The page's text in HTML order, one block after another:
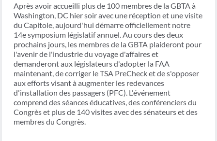
Après avoir accueilli plus de 100 membres de la GBTA à
Washington, DC hier soir avec une réception et une visite
du Capitole, aujourd'hui démarre officiellement notre
14e symposium législatif annuel. Au cours des deux
prochains jours, les membres de la GBTA plaideront pour
l'avenir de l'industrie du voyage d'affaires et
demanderont aux législateurs d'adopter la FAA
maintenant, de corriger le TSA PreCheck et de s'opposer
aux efforts visant à augmenter les redevances
d'installation des passagers (PFC). L'événement
comprend des séances éducatives, des conférenciers du
Congrès et plus de 140 visites avec des sénateurs et des
membres du Congrès.